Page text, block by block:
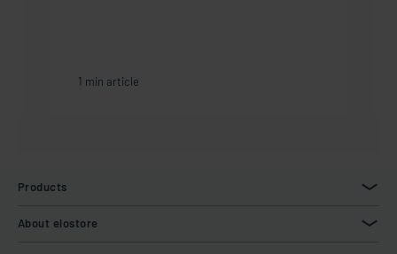
1 min article
Products
About elostore